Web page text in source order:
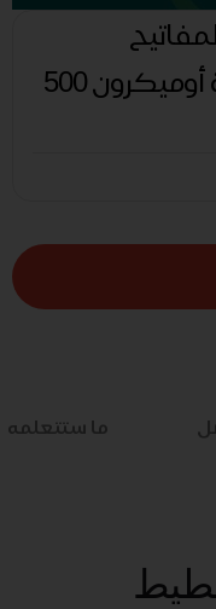
500
ما ستتعلمه